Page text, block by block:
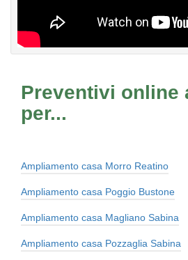
Preventivi online
per...
Ampliamento casa Morro Reatino
Ampliamento casa Poggio Bustone
Ampliamento casa Magliano Sabina
Ampliamento casa Pozzaglia Sabina